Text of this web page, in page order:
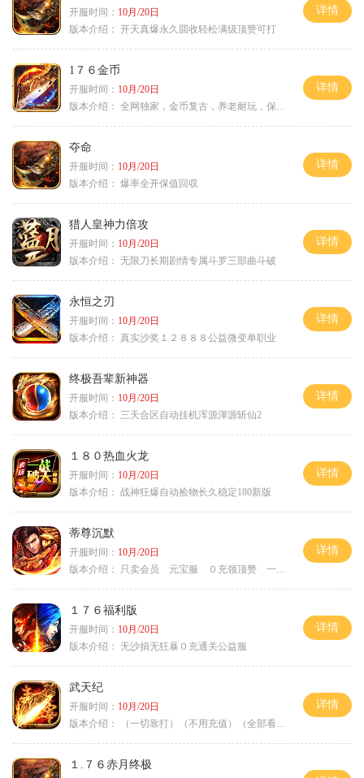
开服时间： 10月/20日
版本介绍： 开天真爆永久囬收轻松满级顶赞可打
详情
1７６金币
开服时间： 10月/20日
版本介绍： 全网独家，金币复古，养老耐玩，保底回収
详情
夺命
开服时间： 10月/20日
版本介绍： 爆率全开保值回収
详情
猎人皇神力倍攻
开服时间： 10月/20日
版本介绍： 无限刀长期剧情专属斗罗三部曲斗破
详情
永恒之刃
开服时间： 10月/20日
版本介绍： 真实沙奖１２８８８公益微变单职业
详情
终极吾辈新神器
开服时间： 10月/20日
版本介绍：
三天合区自动挂机浑源渾源斩仙2
详情
１８０热血火龙
开服时间： 10月/20日
版本介绍： 战神狂爆自动捡物长久稳定180新版
详情
蒂尊沉默
开服时间： 10月/20日
版本介绍：
只卖会员 元宝服 ０充领顶赞 一切靠打
详情
１７６福利版
开服时间： 10月/20日
版本介绍： 无沙捐无狂暴０充通关公益服
详情
武天纪
开服时间： 10月/20日
版本介绍：
（一切靠打）（不用充值）（全部看脸）
详情
１.７６赤月终极